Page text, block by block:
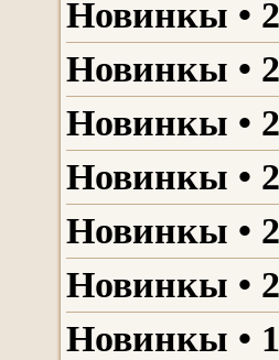
Новинкы •
Новинкы •
Новинкы •
Новинкы •
Новинкы •
Новинкы •
Новинкы •